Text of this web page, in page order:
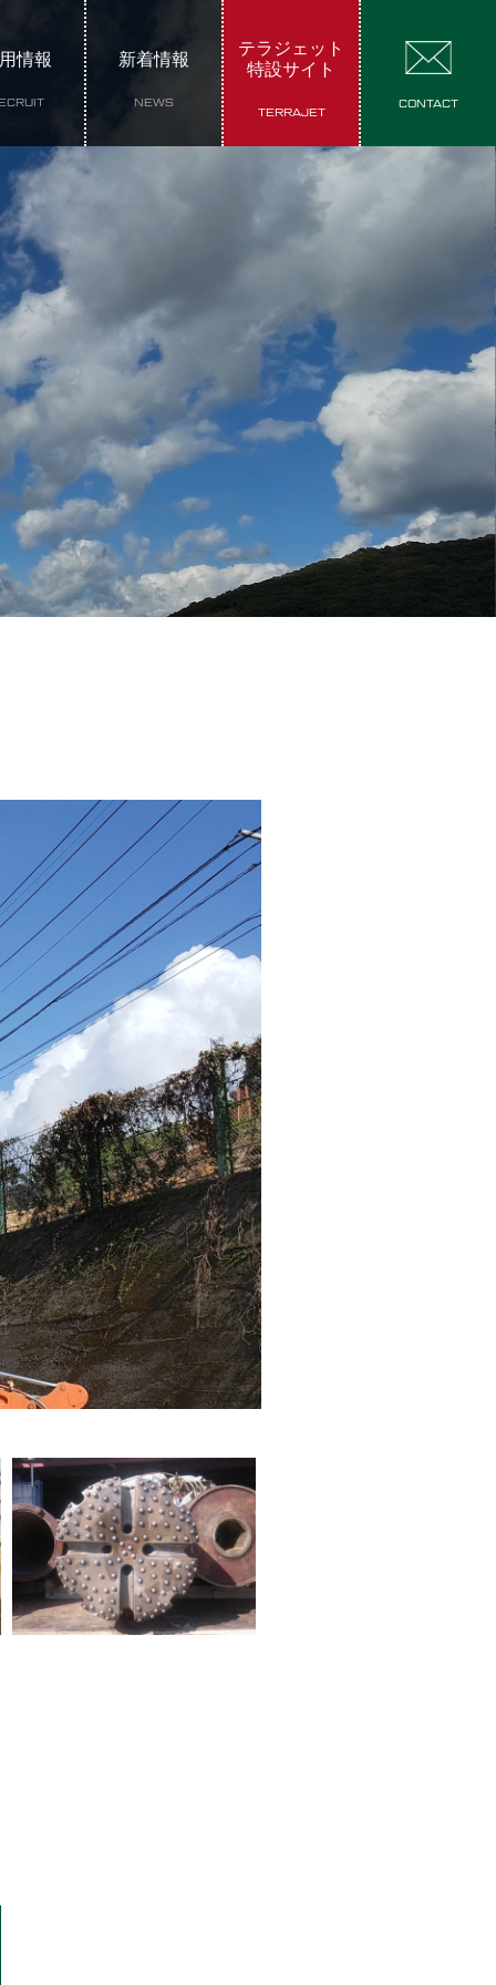
情報 新着情報
NEWS
テラジェット
特設サイト
TERRAJET
CONTACT